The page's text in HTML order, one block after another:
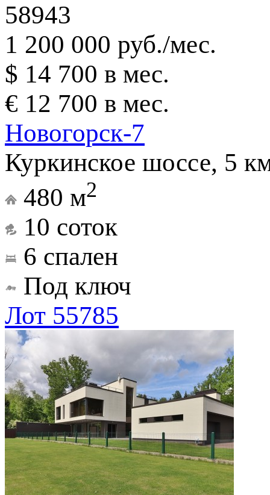
58943
1 200 000 руб./мес.
$ 14 700 в мес.
€ 12 700 в мес.
Новогорск-7
Куркинское шоссе, 5
480 м2
10 соток
6 спален
Под ключ
Лот 55785